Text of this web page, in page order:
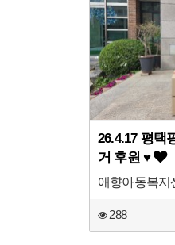
26.4.17 평택
거 후원 ♥
애향아동복지
288